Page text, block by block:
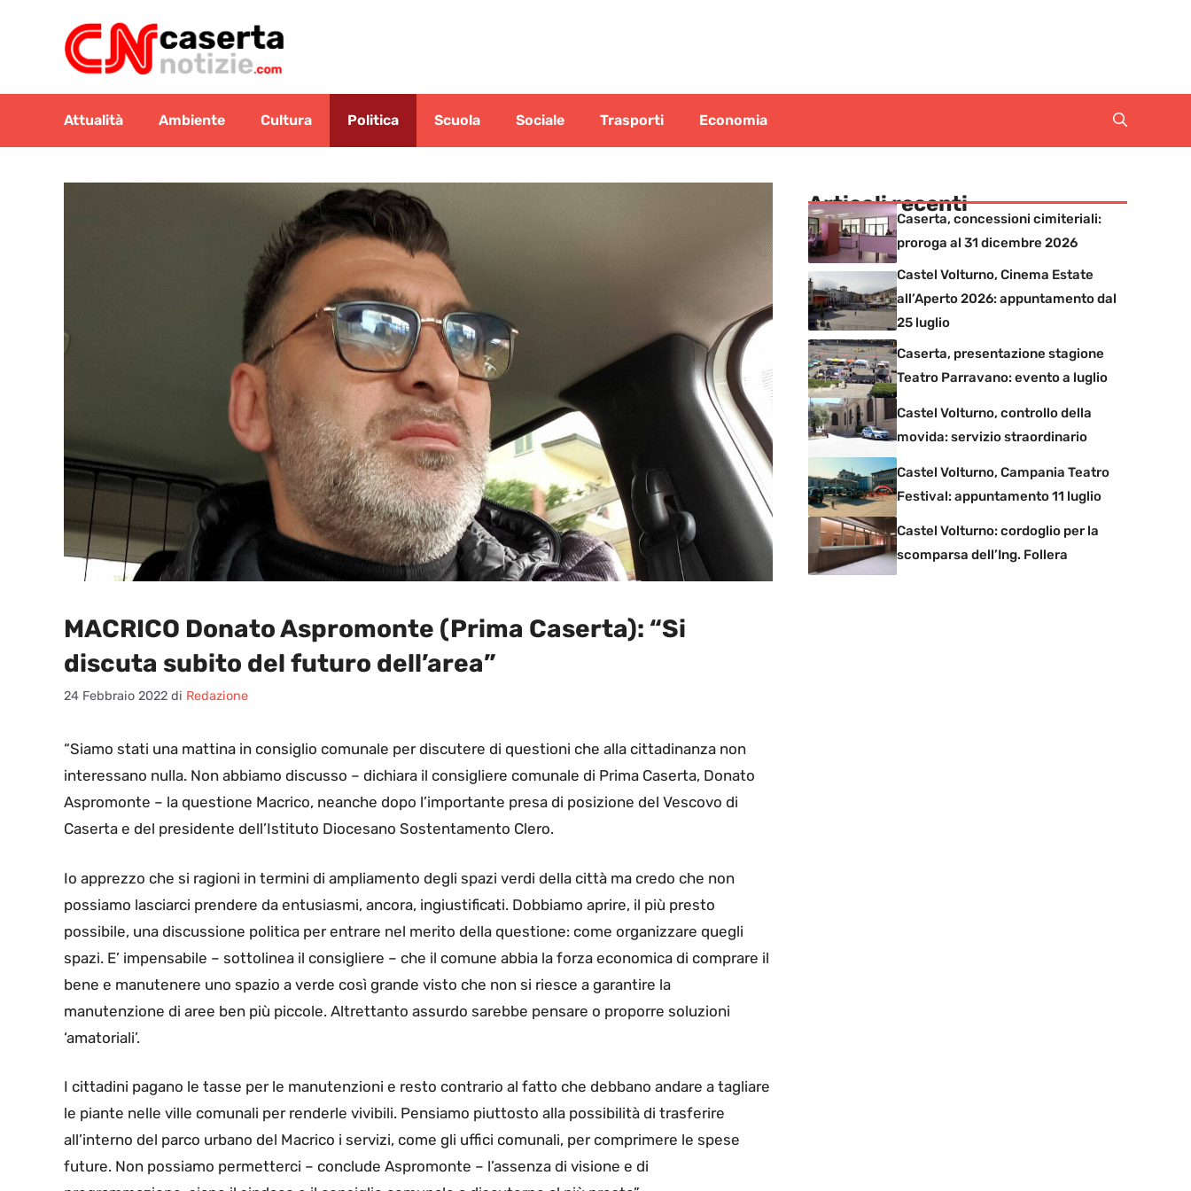
contenuto
Attualità Ambiente Cultura Politica Scuola Sociale Trasporti Economia
MACRICO Donato Aspromonte (Prima Caserta): “Si
discuta subito del futuro dell’area”
24 Febbraio 2022 di Redazione
“Siamo stati una mattina in consiglio comunale per discutere di questioni che alla cittadinanza non
interessano nulla. Non abbiamo discusso – dichiara il consigliere comunale di Prima Caserta, Donato
Aspromonte – la questione Macrico, neanche dopo l’importante presa di posizione del Vescovo di
Caserta e del presidente dell’Istituto Diocesano Sostentamento Clero.
Io apprezzo che si ragioni in termini di ampliamento degli spazi verdi della città ma credo che non
possiamo lasciarci prendere da entusiasmi, ancora, ingiustificati. Dobbiamo aprire, il più presto
possibile, una discussione politica per entrare nel merito della questione: come organizzare quegli
spazi. E’ impensabile – sottolinea il consigliere – che il comune abbia la forza economica di comprare il
bene e manutenere uno spazio a verde così grande visto che non si riesce a garantire la
manutenzione di aree ben più piccole. Altrettanto assurdo sarebbe pensare o proporre soluzioni
‘amatoriali’.
I cittadini pagano le tasse per le manutenzioni e resto contrario al fatto che debbano andare a tagliare
le piante nelle ville comunali per renderle vivibili. Pensiamo piuttosto alla possibilità di trasferire
all’interno del parco urbano del Macrico i servizi, come gli uffici comunali, per comprimere le spese
future. Non possiamo permetterci – conclude Aspromonte – l’assenza di visione e di
Articoli recenti
Caserta, concessioni cimiteriali:
proroga al 31 dicembre 2026
Castel Volturno, Cinema Estate
all’Aperto 2026: appuntamento dal
25 luglio
Caserta, presentazione stagione
Teatro Parravano: evento a luglio
Castel Volturno, controllo della
movida: servizio straordinario
Castel Volturno, Campania Teatro
Festival: appuntamento 11 luglio
Castel Volturno: cordoglio per la
scomparsa dell’Ing. Follera